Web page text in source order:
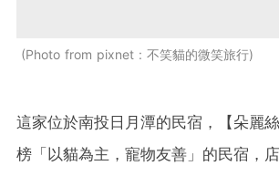
Photo from pixnet : 不笑貓的微笑旅行
這家位於南投日月潭的民宿，【朵麗
榜「以貓為主，寵物友善」的民宿，